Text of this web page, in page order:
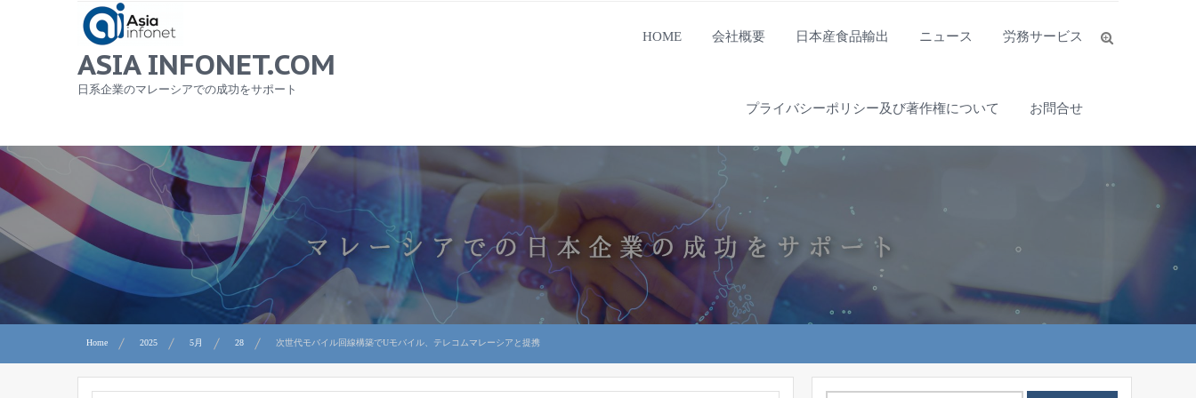
ASIA INFONET.COM
日系企業のマレーシアでの成功をサポート
HOME 会社概要 日本産食品輸出 ニュース 労務サービス
プライバシーポリシー及び著作権について お問合せ
Home 2025 5月 28 次世代モバイル回線構築でUモバイル、テレコムマレーシアと提携